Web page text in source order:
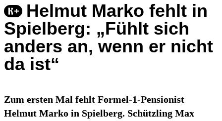
Helmut Marko fehlt in
Spielberg: „Fühlt sich
anders an, wenn er nicht
da ist“
Zum ersten Mal fehlt Formel-1-Pensionist
Helmut Marko in Spielberg. Schützling Max